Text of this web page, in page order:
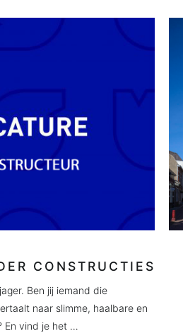
CONSTRUCTIES
Ben jij iemand die
naar slimme, haalbare en
En vind je het …